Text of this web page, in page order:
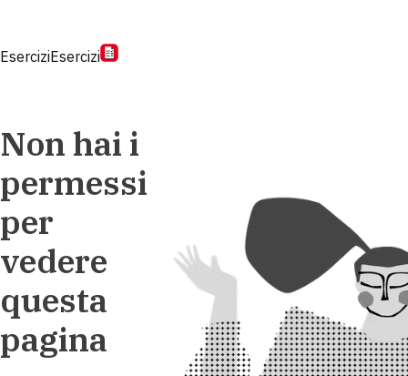
EserciziEsercizi
Non hai i
permessi
per
vedere
questa
pagina